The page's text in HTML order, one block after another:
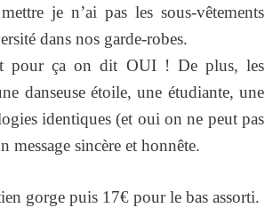
je n’ai pas les sous-vêtements
dans nos garde-robes.
pour ça on dit OUI ! De plus, les
danseuse étoile, une étudiante, une
identiques (et oui on ne peut pas
sincère et honnête.
gorge puis 17€ pour le bas assorti.